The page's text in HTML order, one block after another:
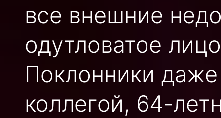
все внешние
одутловатое
Поклонники
коллегой, 64-